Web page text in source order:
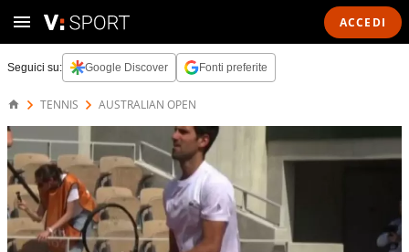
ACCEDI
Seguici su: Google Discover Fonti preferite
TENNIS AUSTRALIAN OPEN